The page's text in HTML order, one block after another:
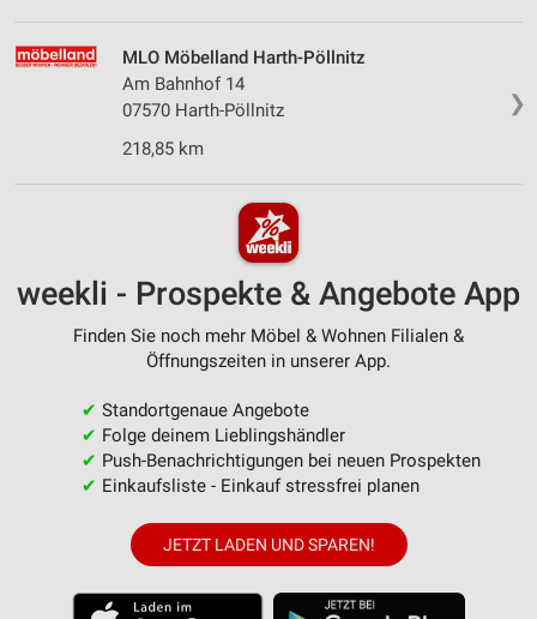
❯
MLO Möbelland Harth-Pöllnitz
Am Bahnhof 14
07570 Harth-Pöllnitz
218,85 km
weekli - Prospekte & Angebote App
Finden Sie noch mehr Möbel & Wohnen Filialen &
Öffnungszeiten in unserer App.
✔ Standortgenaue Angebote
✔ Folge deinem Lieblingshändler
✔ Push-Benachrichtigungen bei neuen Prospekten
✔ Einkaufsliste - Einkauf stressfrei planen
JETZT LADEN UND SPAREN!